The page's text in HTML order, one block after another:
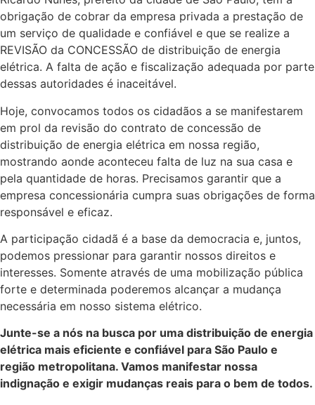
obrigação de cobrar da empresa privada a prestação de
um serviço de qualidade e confiável e que se realize a
REVISÃO da CONCESSÃO de distribuição de energia
elétrica. A falta de ação e fiscalização adequada por parte
dessas autoridades é inaceitável.
Hoje, convocamos todos os cidadãos a se manifestarem
em prol da revisão do contrato de concessão de
distribuição de energia elétrica em nossa região,
mostrando aonde aconteceu falta de luz na sua casa e
pela quantidade de horas. Precisamos garantir que a
empresa concessionária cumpra suas obrigações de forma
responsável e eficaz.
A participação cidadã é a base da democracia e, juntos,
podemos pressionar para garantir nossos direitos e
interesses. Somente através de uma mobilização pública
forte e determinada poderemos alcançar a mudança
necessária em nosso sistema elétrico.
Junte-se a nós na busca por uma distribuição de energia
elétrica mais eficiente e confiável para São Paulo e
região metropolitana. Vamos manifestar nossa
indignação e exigir mudanças reais para o bem de todos.